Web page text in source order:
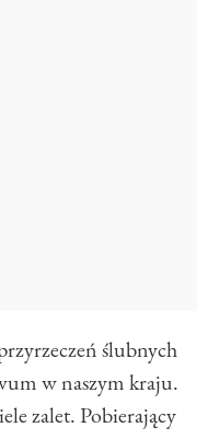
ślubnych
w naszym kraju.
zalet. Pobierający